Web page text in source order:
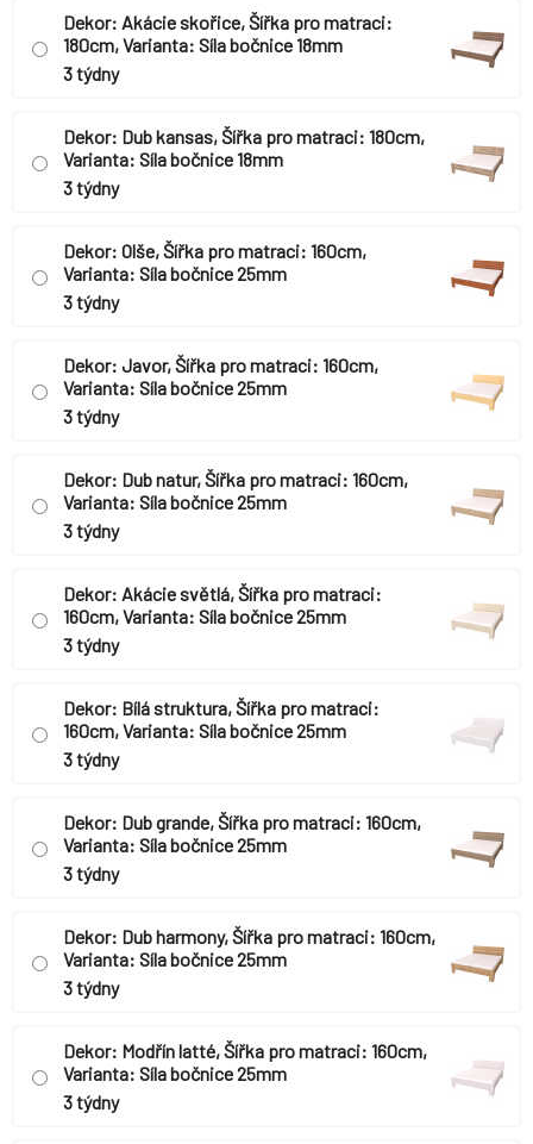
Dekor: Akácie skořice, Šířka pro matraci:
180cm, Varianta: Síla bočnice 18mm
3 týdny
Dekor: Dub kansas, Šířka pro matraci: 180cm,
Varianta: Síla bočnice 18mm
3 týdny
Dekor: Olše, Šířka pro matraci: 160cm,
Varianta: Síla bočnice 25mm
3 týdny
Dekor: Javor, Šířka pro matraci: 160cm,
Varianta: Síla bočnice 25mm
3 týdny
Dekor: Dub natur, Šířka pro matraci: 160cm,
Varianta: Síla bočnice 25mm
3 týdny
Dekor: Akácie světlá, Šířka pro matraci:
160cm, Varianta: Síla bočnice 25mm
3 týdny
Dekor: Bílá struktura, Šířka pro matraci:
160cm, Varianta: Síla bočnice 25mm
3 týdny
Dekor: Dub grande, Šířka pro matraci: 160cm,
Varianta: Síla bočnice 25mm
3 týdny
Dekor: Dub harmony, Šířka pro matraci: 160cm,
Varianta: Síla bočnice 25mm
3 týdny
Dekor: Modřín latté, Šířka pro matraci: 160cm,
Varianta: Síla bočnice 25mm
3 týdny